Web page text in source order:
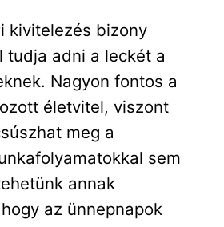
kivitelezés bizony
tudja adni a leckét a
Nagyon fontos a
életvitel, viszont
meg a
sem
annak
az ünnepnapok